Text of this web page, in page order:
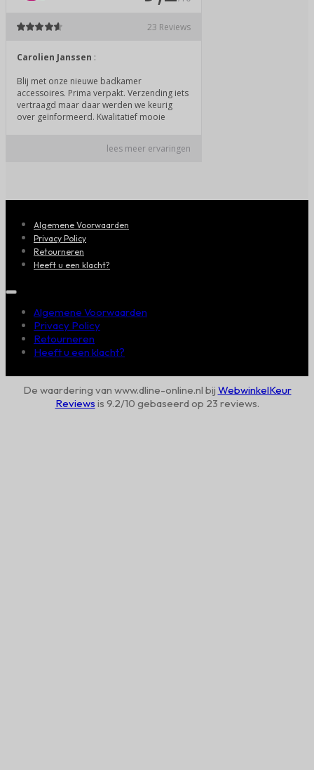
Algemene Voorwaarden
Privacy Policy
Retourneren
Heeft u een klacht?
Algemene Voorwaarden
Privacy Policy
Retourneren
Heeft u een klacht?
De waardering van www.dline-online.nl bij WebwinkelKeur
Reviews is 9.2/10 gebaseerd op 23 reviews.